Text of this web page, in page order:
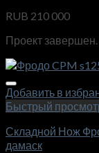
RUB 210 000
Проект завершен.
Добавить в
Быстрый
Складной Нож
дамаск